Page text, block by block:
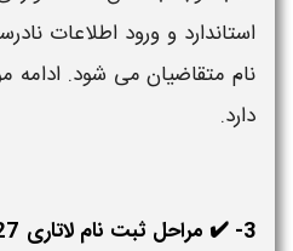
استاندارد و ورود اطلاعات
نام متقاضیان می شود. ادامه
دارد.